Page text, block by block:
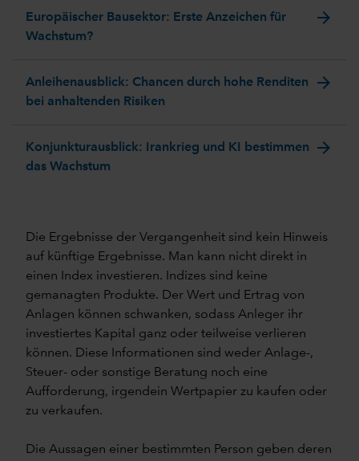
Europäischer Bausektor: Erste Anzeichen für
Wachstum?
arrow_forward
Anleihenausblick: Chancen durch hohe Renditen
bei anhaltenden Risiken
arrow_forward
Konjunkturausblick: Irankrieg und KI bestimmen
das Wachstum
arrow_forward
Die Ergebnisse der Vergangenheit sind kein Hinweis
auf künftige Ergebnisse. Man kann nicht direkt in
einen Index investieren. Indizes sind keine
gemanagten Produkte. Der Wert und Ertrag von
Anlagen können schwanken, sodass Anleger ihr
investiertes Kapital ganz oder teilweise verlieren
können. Diese Informationen sind weder Anlage-,
Steuer- oder sonstige Beratung noch eine
Aufforderung, irgendein Wertpapier zu kaufen oder
zu verkaufen.
Die Aussagen einer bestimmten Person geben deren